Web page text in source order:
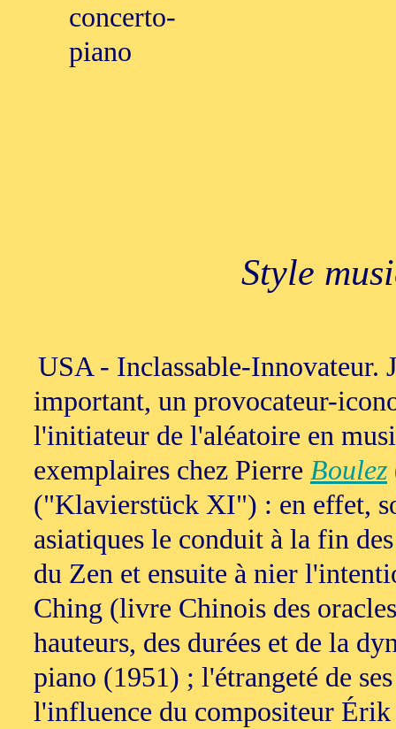
concerto-
piano
Style
USA - Inclassable-Innovateur.
important, un provocateur-
l'initiateur de l'aléatoire en
exemplaires chez Pierre Boulez
("Klavierstück XI") : en effet,
asiatiques le conduit à la fin
du Zen et ensuite à nier
Ching (livre Chinois des
hauteurs, des durées et de la
piano (1951) ; l'étrangeté de
l'influence du compositeur Érik